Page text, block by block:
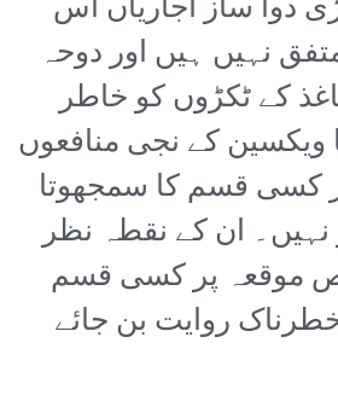
نہیں ہیں اور دوحہ
کے ٹکڑوں کو خاطر
ویکسین کے نجی منافعوں
کسی قسم کا سمجھوتا
نہیں۔ ان کے نقطہ نظر
پر کسی قسم
روایت بن جائے